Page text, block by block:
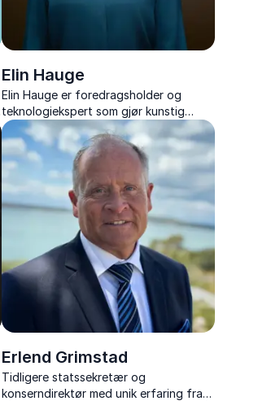
Elin Hauge
Elin Hauge er foredragsholder og
teknologiekspert som gjør kunstig
intelligens og digital transformasjon
forståelig, relevant og strategisk
anvendbart.
Erlend Grimstad
Tidligere statssekretær og
konserndirektør med unik erfaring fra